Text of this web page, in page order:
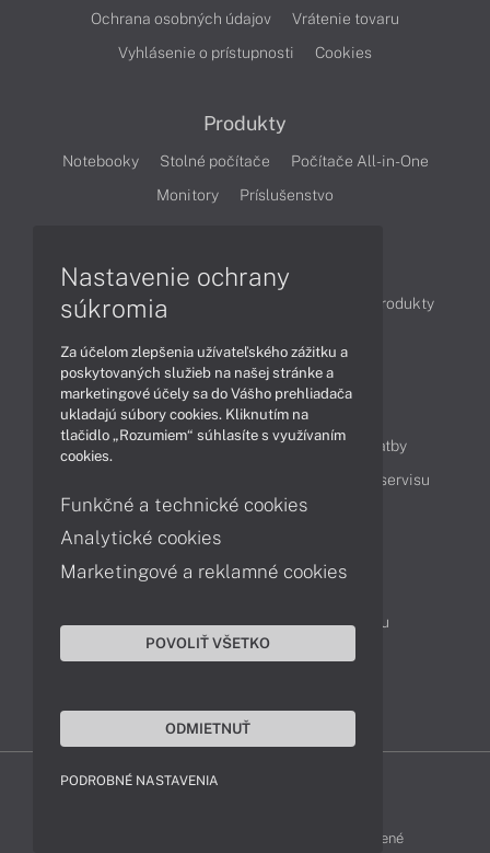
Ochrana osobných údajov
Vrátenie tovaru
Vyhlásenie o prístupnosti
Cookies
Produkty
Notebooky Stolné počítače
Počítače All-in-One
Monitory
Príslušenstvo
Články
Obchodné informácie
Produkty
Obsah
Ako nakupovať
Možnosti doručenia a platby
Cenník servisu
Kontakty
043 4224 771
Servisné oddelenie
Reklamácia tovaru
MSI-SHOP © 2017 - 2026 Všetky práva vyhradené
Nastavenie ochrany
súkromia
Za účelom zlepšenia užívateľského zážitku a
poskytovaných služieb na našej stránke a
marketingové účely sa do Vášho prehliadača
ukladajú súbory cookies. Kliknutím na
tlačidlo „Rozumiem“ súhlasíte s využívaním
cookies.
Funkčné a technické cookies
Analytické cookies
Marketingové a reklamné cookies
POVOLIŤ VŠETKO
ODMIETNUŤ
PODROBNÉ NASTAVENIA